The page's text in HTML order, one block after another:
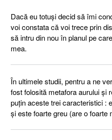
Dacă eu totuși decid să îmi
voi constata că voi trece prin
să intru din nou în planul pe
mea.
În ultimele studii, pentru a ne
fost folosită metafora aurului și
puțin aceste trei caracteristici :
și este foarte greu (are o foarte